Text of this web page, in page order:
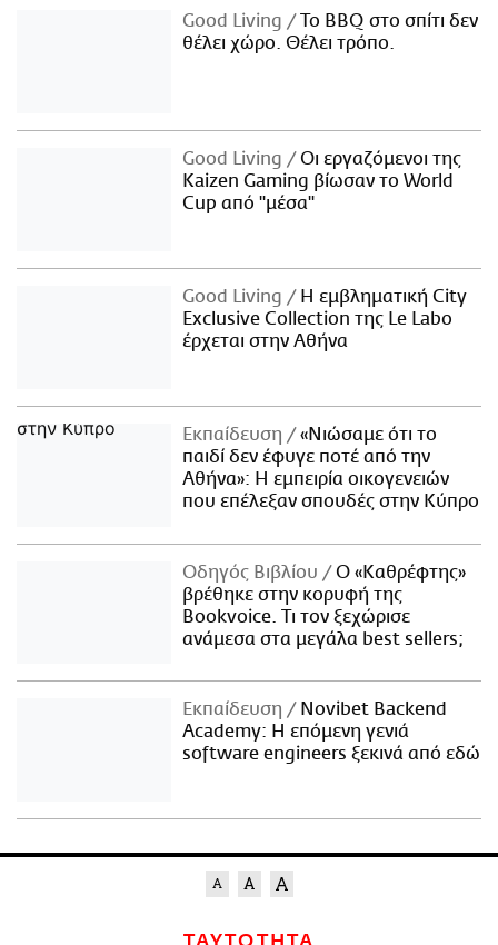
Good Living
Το BBQ στο σπίτι δεν
θέλει χώρο. Θέλει τρόπο.
Good Living
Οι εργαζόμενοι της
Kaizen Gaming βίωσαν το World
Cup από "μέσα"
Good Living
Η εμβληματική City
Exclusive Collection της Le Labo
έρχεται στην Αθήνα
Εκπαίδευση
«Νιώσαμε ότι το
παιδί δεν έφυγε ποτέ από την
Αθήνα»: Η εμπειρία οικογενειών
που επέλεξαν σπουδές στην Κύπρο
Οδηγός Βιβλίου
Ο «Καθρέφτης»
βρέθηκε στην κορυφή της
Bookvoice. Τι τον ξεχώρισε
ανάμεσα στα μεγάλα best sellers;
Εκπαίδευση
Novibet Backend
Academy: Η επόμενη γενιά
software engineers ξεκινά από εδώ